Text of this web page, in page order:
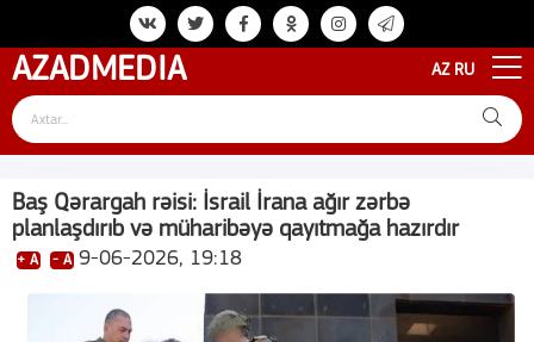
AZADMEDIA AZ RU
Baş Qərargah rəisi: İsrail İrana ağır zərbə
planlaşdırıb və müharibəyə qayıtmağa hazırdır
+ A - A 9-06-2026, 19:18